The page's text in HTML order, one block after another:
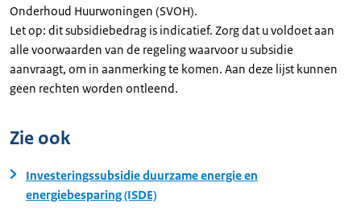
Onderhoud Huurwoningen (SVOH).
Let op: dit subsidiebedrag is indicatief. Zorg dat u voldoet aan
alle voorwaarden van de regeling waarvoor u subsidie
aanvraagt, om in aanmerking te komen. Aan deze lijst kunnen
geen rechten worden ontleend.
Zie ook
Investeringssubsidie duurzame energie en
energiebesparing (ISDE)